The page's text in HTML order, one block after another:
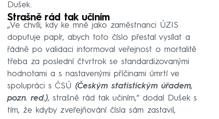
Dušek.
Strašně rád tak učiním
„Ve chvíli, kdy ke mně jako zaměstnanci ÚZIS
doputuje papír, abych toto číslo přestal vysílat a
řádně po validaci informoval veřejnost o mortalitě
třeba za poslední čtvrtrok se standardizovanými
hodnotami a s nastavenými příčinami úmrtí ve
spolupráci s ČSÚ (Českým statistickým úřadem,
pozn. red.), strašně rád tak učiním,“ dodal Dušek s
tím, že kdyby zveřejňování čísla sám zastavil,